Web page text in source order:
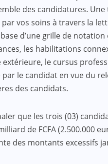
des candidatures.
vos soins à travers la
d’une grille de
les habilitations
le cursus
le candidat en vue du
des candidats.
que les trois (03)
de FCFA
des montants